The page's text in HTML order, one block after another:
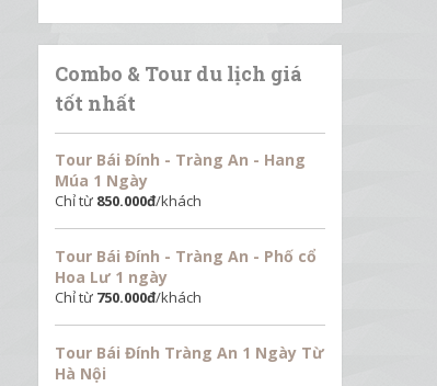
Combo & Tour du lịch giá
tốt nhất
Tour Bái Đính - Tràng An - Hang
Múa 1 Ngày
Chỉ từ 850.000đ/khách
Tour Bái Đính - Tràng An - Phố cổ
Hoa Lư 1 ngày
Chỉ từ 750.000đ/khách
Tour Bái Đính Tràng An 1 Ngày Từ
Hà Nội